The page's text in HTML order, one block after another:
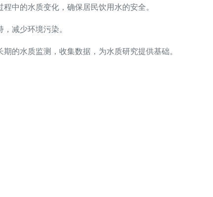
中的水质变化，确保居民饮用水的安全。
减少环境污染。
的水质监测，收集数据，为水质研究提供基础。